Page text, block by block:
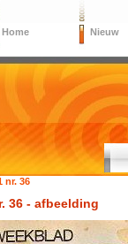
Home Nieuw
nr. 36
36 - afbeelding